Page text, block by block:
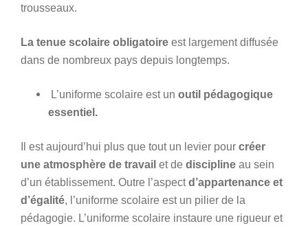
trousseaux.
La tenue scolaire obligatoire est largement diffusée
dans de nombreux pays depuis longtemps.
L’uniforme scolaire est unoutil pédagogique
essentiel.
Il est aujourd’hui plus que tout un levier pourcréer
une atmosphère de travail et dediscipline au sein
d’un établissement. Outre l’aspectd’appartenance et
d’égalité, l’uniforme scolaire est un pilier de la
pédagogie. L’uniforme scolaire instaure une rigueur et